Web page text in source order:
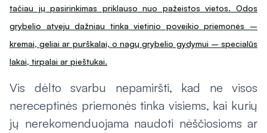
tačiau jų pasirinkimas priklauso nuo pažeistos vietos. Odos
grybelio atveju dažniau tinka vietinio poveikio priemonės –
kremai, geliai ar purškalai, o nagų grybelio gydymui – specialūs
lakai, tirpalai ar pieštukai.
Vis dėlto svarbu nepamiršti, kad ne visos
nereceptinės priemonės tinka visiems, kai kurių
jų nerekomenduojama naudoti nėščiosioms ar